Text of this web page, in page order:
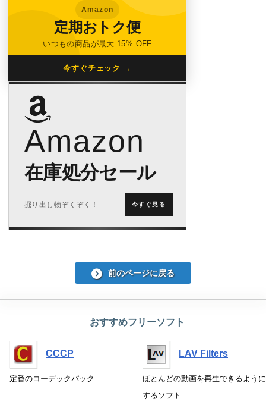
Amazon
定期おトク便
いつもの商品が最大 15% OFF
今すぐチェック →
Amazon
在庫処分セール
掘り出し物ぞくぞく！ 今すぐ見る
前のページに戻る
おすすめフリーソフト
CCCP
定番のコーデックパック
LAV Filters
ほとんどの動画を再生できるように
するソフト